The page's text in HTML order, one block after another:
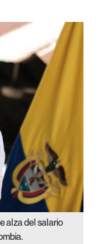
alza del salario